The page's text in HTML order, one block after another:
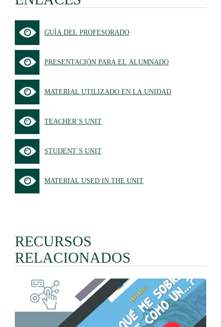
GUÍA DEL PROFESORADO
PRESENTACIÓN PARA EL ALUMNADO
MATERIAL UTILIZADO EN LA UNIDAD
TEACHER´S UNIT
STUDENT´S UNIT
MATERIAL USED IN THE UNIT
RECURSOS
RELACIONADOS